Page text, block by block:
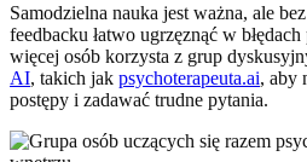
Samodzielna nauka jest ważna, ale
feedbacku łatwo ugrzęznąć w
więcej osób korzysta z grup
AI, takich jak psychoterapeuta.ai, aby
postępy i zadawać trudne pytania.